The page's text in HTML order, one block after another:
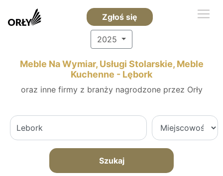
Zgłoś się
2025
Meble Na Wymiar, Usługi Stolarskie, Meble
Kuchenne - Lębork
oraz inne firmy z branży nagrodzone przez Orły
Szukaj